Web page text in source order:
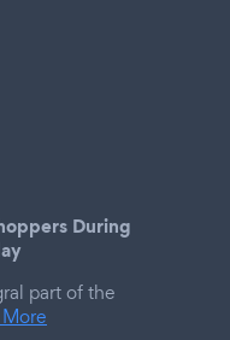
During
part of the